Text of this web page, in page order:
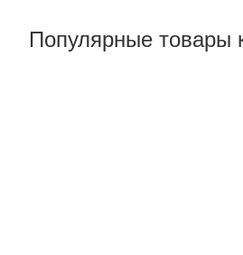
Популярные товары